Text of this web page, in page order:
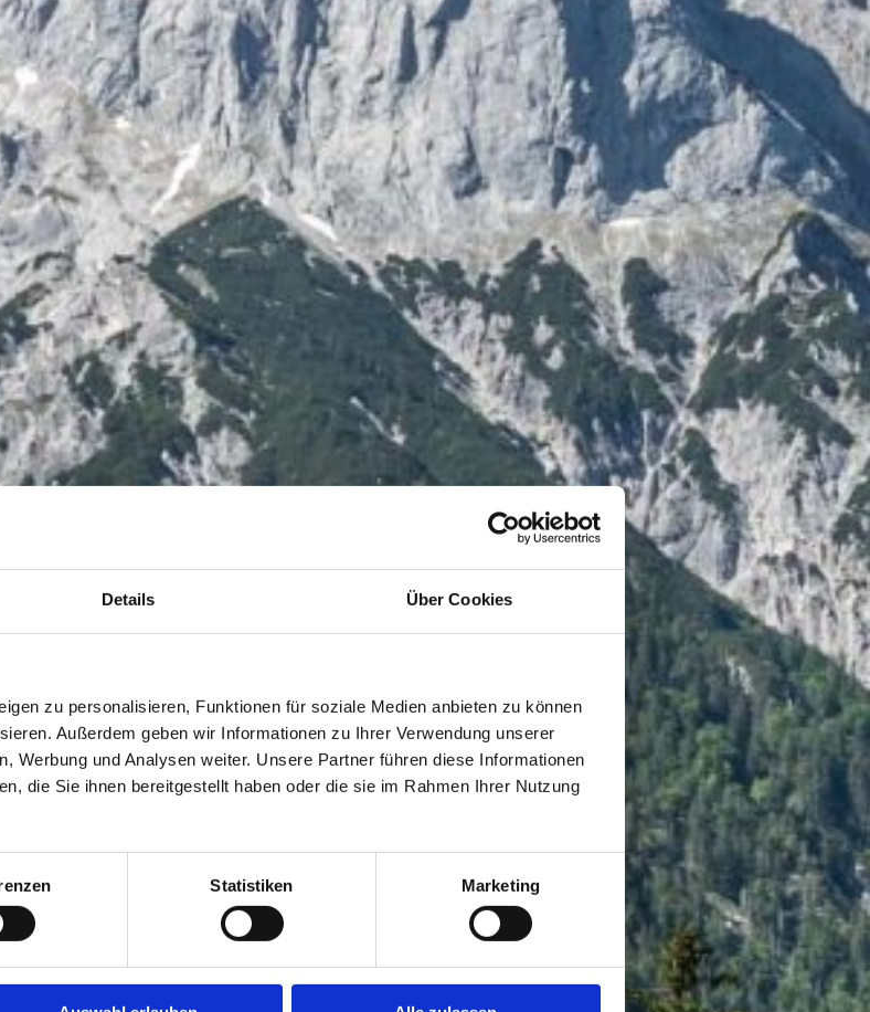
Details Über Cookies
zu personalisieren, Funktionen für soziale Medien anbieten zu können
Außerdem geben wir Informationen zu Ihrer Verwendung unserer
Werbung und Analysen weiter. Unsere Partner führen diese Informationen
die Sie ihnen bereitgestellt haben oder die sie im Rahmen Ihrer Nutzung
Statistiken Marketing
den Berchtesgadener Alpen